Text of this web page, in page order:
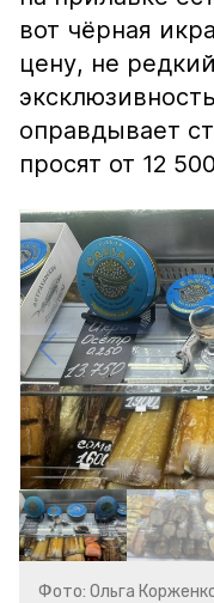
вот чёрная
цену, не
оправдывает
просят от 12
Фото: Ольга